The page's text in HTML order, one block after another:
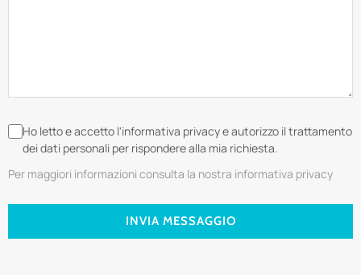
Ho letto e accetto l'informativa privacy e autorizzo il trattamento
dei dati personali per rispondere alla mia richiesta.
Per maggiori informazioni consulta la nostra informativa privacy
INVIA MESSAGGIO